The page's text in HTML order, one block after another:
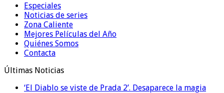
Especiales
Noticias de series
Zona Caliente
Mejores Películas del Año
Quiénes Somos
Contacta
Últimas Noticias
‘El Diablo se viste de Prada 2’. Desaparece la magia